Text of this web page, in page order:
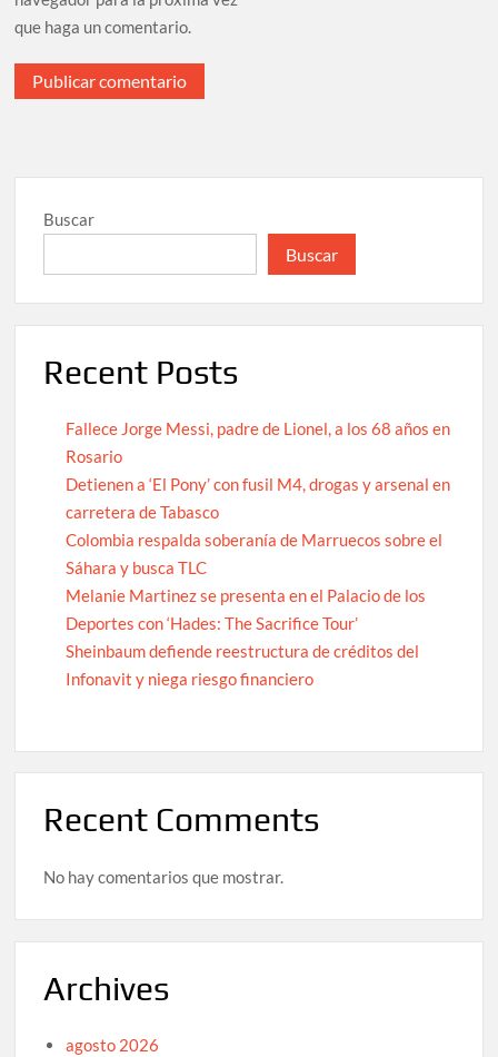
que haga un comentario.
Buscar
Buscar
Recent Posts
Fallece Jorge Messi, padre de Lionel, a los 68 años en
Rosario
Detienen a ‘El Pony’ con fusil M4, drogas y arsenal en
carretera de Tabasco
Colombia respalda soberanía de Marruecos sobre el
Sáhara y busca TLC
Melanie Martinez se presenta en el Palacio de los
Deportes con ‘Hades: The Sacrifice Tour’
Sheinbaum defiende reestructura de créditos del
Infonavit y niega riesgo financiero
Recent Comments
No hay comentarios que mostrar.
Archives
agosto 2026